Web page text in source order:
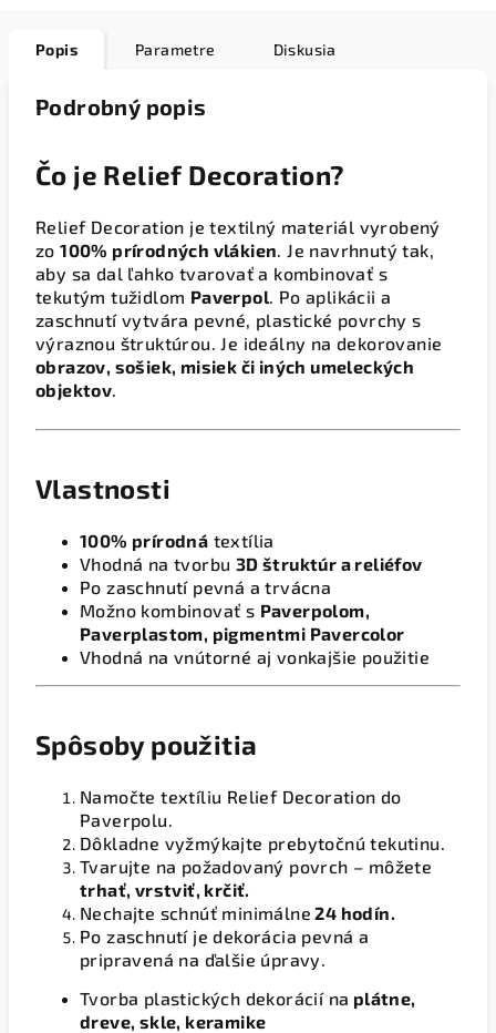
Popis Parametre Diskusia
Podrobný popis
Čo je Relief Decoration?
Relief Decoration je textilný materiál vyrobený
zo100% prírodných vlákien. Je navrhnutý tak,
aby sa dal ľahko tvarovať a kombinovať s
tekutým tužidlom Paverpol. Po aplikácii a
zaschnutí vytvára pevné, plastické povrchy s
výraznou štruktúrou. Je ideálny na dekorovanie
obrazov, sošiek, misiek či iných umeleckých
objektov.
Vlastnosti
100% prírodná textília
Vhodná na tvorbu 3D štruktúr a reliéfov
Po zaschnutí pevná a trvácna
Možno kombinovať s Paverpolom,
Paverplastom, pigmentmi Pavercolor
Vhodná na vnútorné aj vonkajšie použitie
Spôsoby použitia
Namočte textíliu Relief Decoration do
Paverpolu.
Dôkladne vyžmýkajte prebytočnú tekutinu.
Tvarujte na požadovaný povrch – môžete
trhať, vrstviť, krčiť.
Nechajte schnúť minimálne 24 hodín.
Po zaschnutí je dekorácia pevná a
pripravená na ďalšie úpravy.
Tvorba plastických dekorácií na plátne,
dreve, skle, keramike